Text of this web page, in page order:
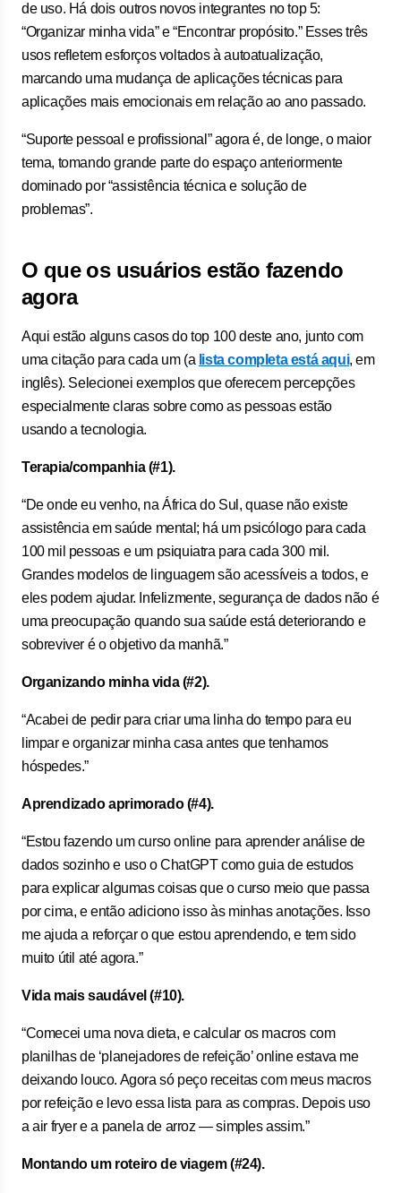
de uso. Há dois outros novos integrantes no top 5:
“Organizar minha vida” e “Encontrar propósito.” Esses três
usos refletem esforços voltados à autoatualização,
marcando uma mudança de aplicações técnicas para
aplicações mais emocionais em relação ao ano passado.
“Suporte pessoal e profissional” agora é, de longe, o maior
tema, tomando grande parte do espaço anteriormente
dominado por “assistência técnica e solução de
problemas”.
O que os usuários estão fazendo
agora
Aqui estão alguns casos do top 100 deste ano, junto com
uma citação para cada um (a lista completa está aqui, em
inglês). Selecionei exemplos que oferecem percepções
especialmente claras sobre como as pessoas estão
usando a tecnologia.
Terapia/companhia (#1).
“De onde eu venho, na África do Sul, quase não existe
assistência em saúde mental; há um psicólogo para cada
100 mil pessoas e um psiquiatra para cada 300 mil.
Grandes modelos de linguagem são acessíveis a todos, e
eles podem ajudar. Infelizmente, segurança de dados não é
uma preocupação quando sua saúde está deteriorando e
sobreviver é o objetivo da manhã.”
Organizando minha vida (#2).
“Acabei de pedir para criar uma linha do tempo para eu
limpar e organizar minha casa antes que tenhamos
hóspedes.”
Aprendizado aprimorado (#4).
“Estou fazendo um curso online para aprender análise de
dados sozinho e uso o ChatGPT como guia de estudos
para explicar algumas coisas que o curso meio que passa
por cima, e então adiciono isso às minhas anotações. Isso
me ajuda a reforçar o que estou aprendendo, e tem sido
muito útil até agora.”
Vida mais saudável (#10).
“Comecei uma nova dieta, e calcular os macros com
planilhas de ‘planejadores de refeição’ online estava me
deixando louco. Agora só peço receitas com meus macros
por refeição e levo essa lista para as compras. Depois uso
a air fryer e a panela de arroz — simples assim.”
Montando um roteiro de viagem (#24).